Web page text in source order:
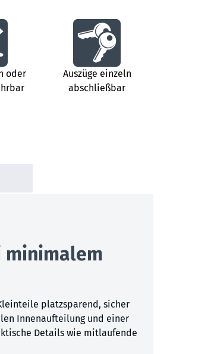
oder
Auszüge einzeln
abschließbar
minimalem
platzsparend, sicher
Innenaufteilung und einer
Details wie mitlaufende